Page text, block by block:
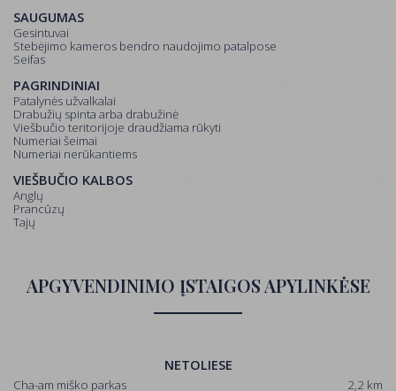
SAUGUMAS
Gesintuvai
Stebėjimo kameros bendro naudojimo patalpose
Seifas
PAGRINDINIAI
Patalynės užvalkalai
Drabužių spinta arba drabužinė
Viešbučio teritorijoje draudžiama rūkyti
Numeriai šeimai
Numeriai nerūkantiems
VIEŠBUČIO KALBOS
anglų
prancūzų
tajų
APGYVENDINIMO ĮSTAIGOS APYLINKĖSE
NETOLIESE
Cha-am miško parkas 2,2 km